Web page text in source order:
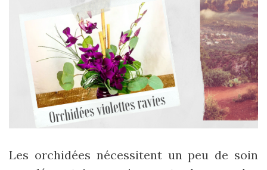
Les orchidées nécessitent un peu de soin